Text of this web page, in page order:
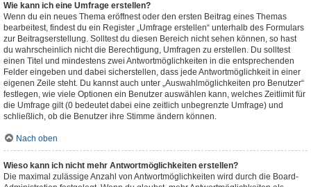
Wie kann ich eine Umfrage erstellen?
Wenn du ein neues Thema eröffnest oder den ersten Beitrag eines Themas
bearbeitest, findest du ein Register „Umfrage erstellen“ unterhalb des Formulars
zur Beitragserstellung. Solltest du diesen Bereich nicht sehen können, so hast
du wahrscheinlich nicht die Berechtigung, Umfragen zu erstellen. Du solltest
einen Titel und mindestens zwei Antwortmöglichkeiten in die entsprechenden
Felder eingeben und dabei sicherstellen, dass jede Antwortmöglichkeit in einer
eigenen Zeile steht. Du kannst auch unter „Auswahlmöglichkeiten pro Benutzer“
festlegen, wie viele Optionen ein Benutzer auswählen kann, welches Zeitlimit für
die Umfrage gilt (0 bedeutet dabei eine zeitlich unbegrenzte Umfrage) und
schließlich, ob die Benutzer ihre Stimme ändern können.
Nach oben
Wieso kann ich nicht mehr Antwortmöglichkeiten erstellen?
Die maximal zulässige Anzahl von Antwortmöglichkeiten wird durch die Board-